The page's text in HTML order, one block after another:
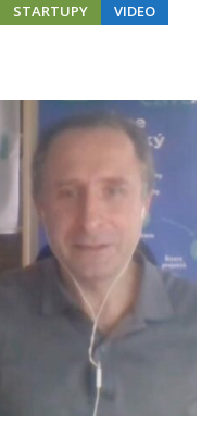
STARTUPY VIDEO